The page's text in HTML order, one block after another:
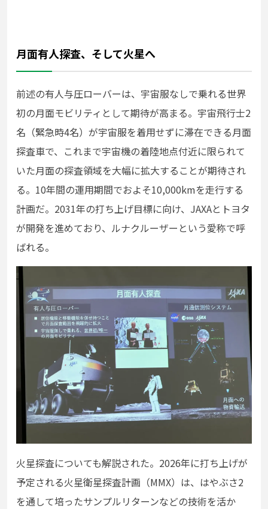
月面有人探査、そして火星へ
前述の有人与圧ローバーは、宇宙服なしで乗れる世界
初の月面モビリティとして期待が高まる。宇宙飛行士2
名（緊急時4名）が宇宙服を着用せずに滞在できる月面
探査車で、これまで宇宙機の着陸地点付近に限られて
いた月面の探査領域を大幅に拡大することが期待され
る。10年間の運用期間でおよそ10,000kmを走行する
計画だ。2031年の打ち上げ目標に向け、JAXAとトヨタ
が開発を進めており、ルナクルーザーという愛称で呼
ばれる。
火星探査についても解説された。2026年に打ち上げが
予定される火星衛星探査計画（MMX）は、はやぶさ2
を通して培ったサンプルリターンなどの技術を活か